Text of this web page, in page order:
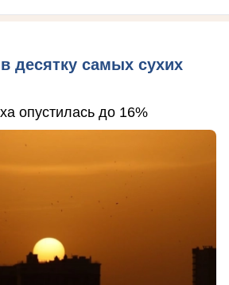
десятку самых сухих
опустилась до 16%